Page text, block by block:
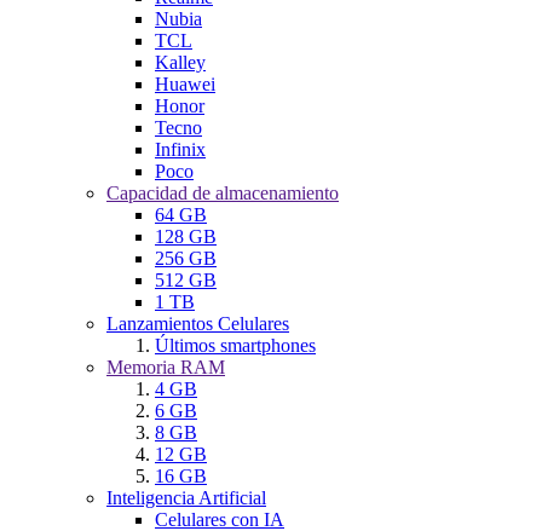
Nubia
TCL
Kalley
Huawei
Honor
Tecno
Infinix
Poco
Capacidad de almacenamiento
64 GB
128 GB
256 GB
512 GB
1 TB
Lanzamientos Celulares
Últimos smartphones
Memoria RAM
4 GB
6 GB
8 GB
12 GB
16 GB
Inteligencia Artificial
Celulares con IA